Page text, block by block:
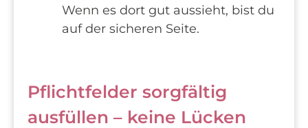
Wenn es dort gut aussieht, bist du
auf der sicheren Seite.
Pflichtfelder sorgfältig
ausfüllen – keine Lücken